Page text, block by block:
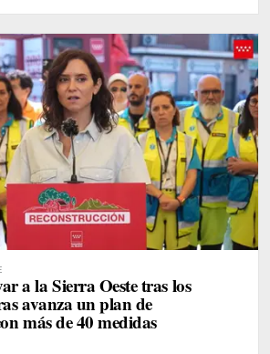
a la Sierra Oeste tras los
avanza un plan de
más de 40 medidas